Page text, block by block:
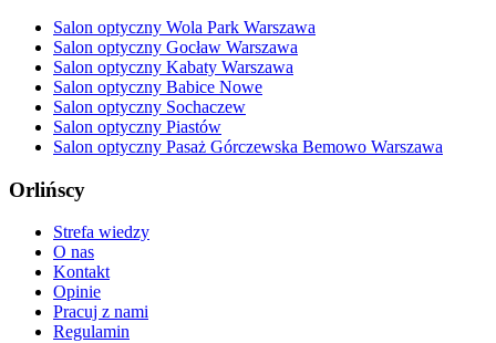
Salon optyczny Wola Park Warszawa
Salon optyczny Gocław Warszawa
Salon optyczny Kabaty Warszawa
Salon optyczny Babice Nowe
Salon optyczny Sochaczew
Salon optyczny Piastów
Salon optyczny Pasaż Górczewska Bemowo Warszawa
Orlińscy
Strefa wiedzy
O nas
Kontakt
Opinie
Pracuj z nami
Regulamin